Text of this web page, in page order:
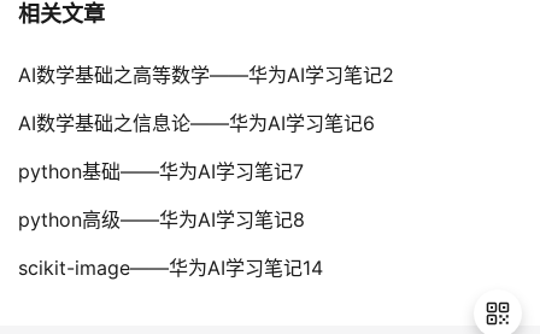
相关文章
AI数学基础之高等数学——华为AI学习笔记2
AI数学基础之信息论——华为AI学习笔记6
python基础——华为AI学习笔记7
python高级——华为AI学习笔记8
scikit-image——华为AI学习笔记14